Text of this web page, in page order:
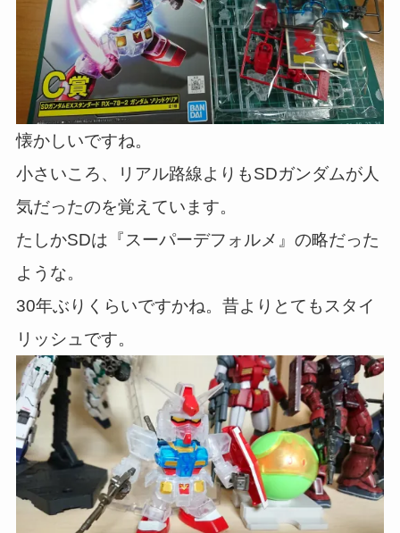
懐かしいですね。
小さいころ、リアル路線よりもSDガンダムが人
気だったのを覚えています。
たしかSDは『スーパーデフォルメ』の略だった
ような。
30年ぶりくらいですかね。昔よりとてもスタイ
リッシュです。